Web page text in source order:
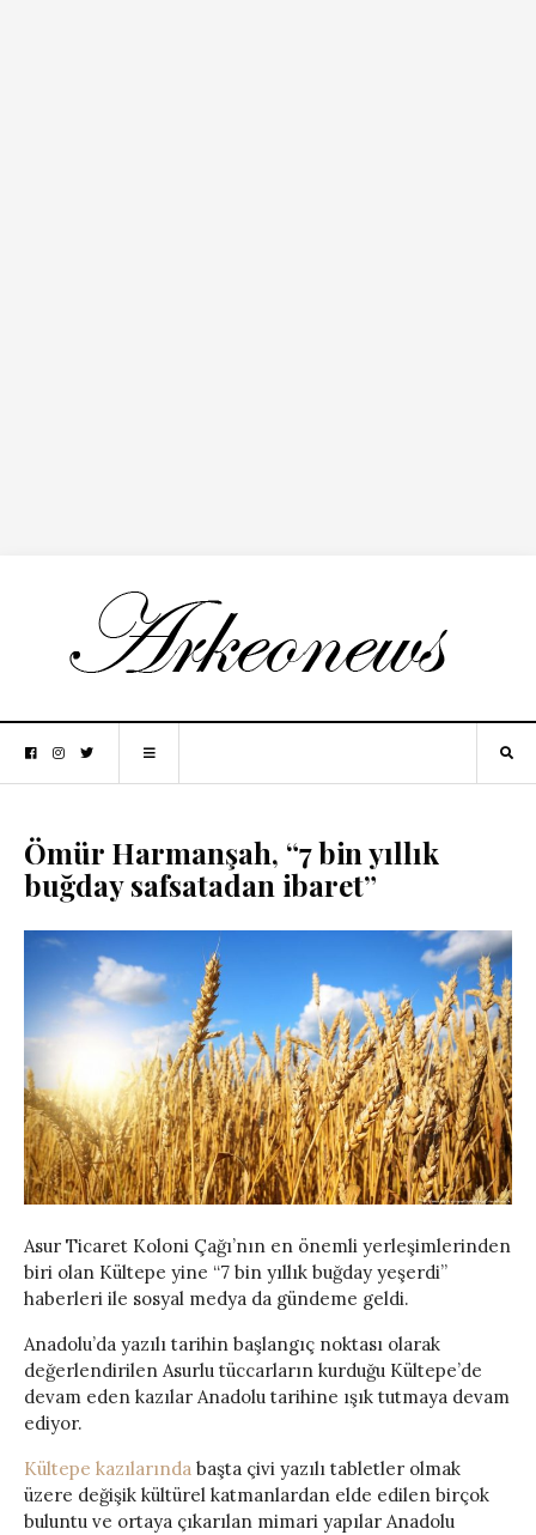
Ömür Harmanşah, “7 bin yıllık
buğday safsatadan ibaret”
Asur Ticaret Koloni Çağı’nın en önemli yerleşimlerinden
biri olan Kültepe yine “7 bin yıllık buğday yeşerdi”
haberleri ile sosyal medya da gündeme geldi.
Anadolu’da yazılı tarihin başlangıç noktası olarak
değerlendirilen Asurlu tüccarların kurduğu Kültepe’de
devam eden kazılar Anadolu tarihine ışık tutmaya devam
ediyor.
Kültepe kazılarında başta çivi yazılı tabletler olmak
üzere değişik kültürel katmanlardan elde edilen birçok
buluntu ve ortaya çıkarılan mimari yapılar Anadolu